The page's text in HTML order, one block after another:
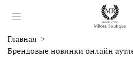
Главная
Брендовые новинки онлайн